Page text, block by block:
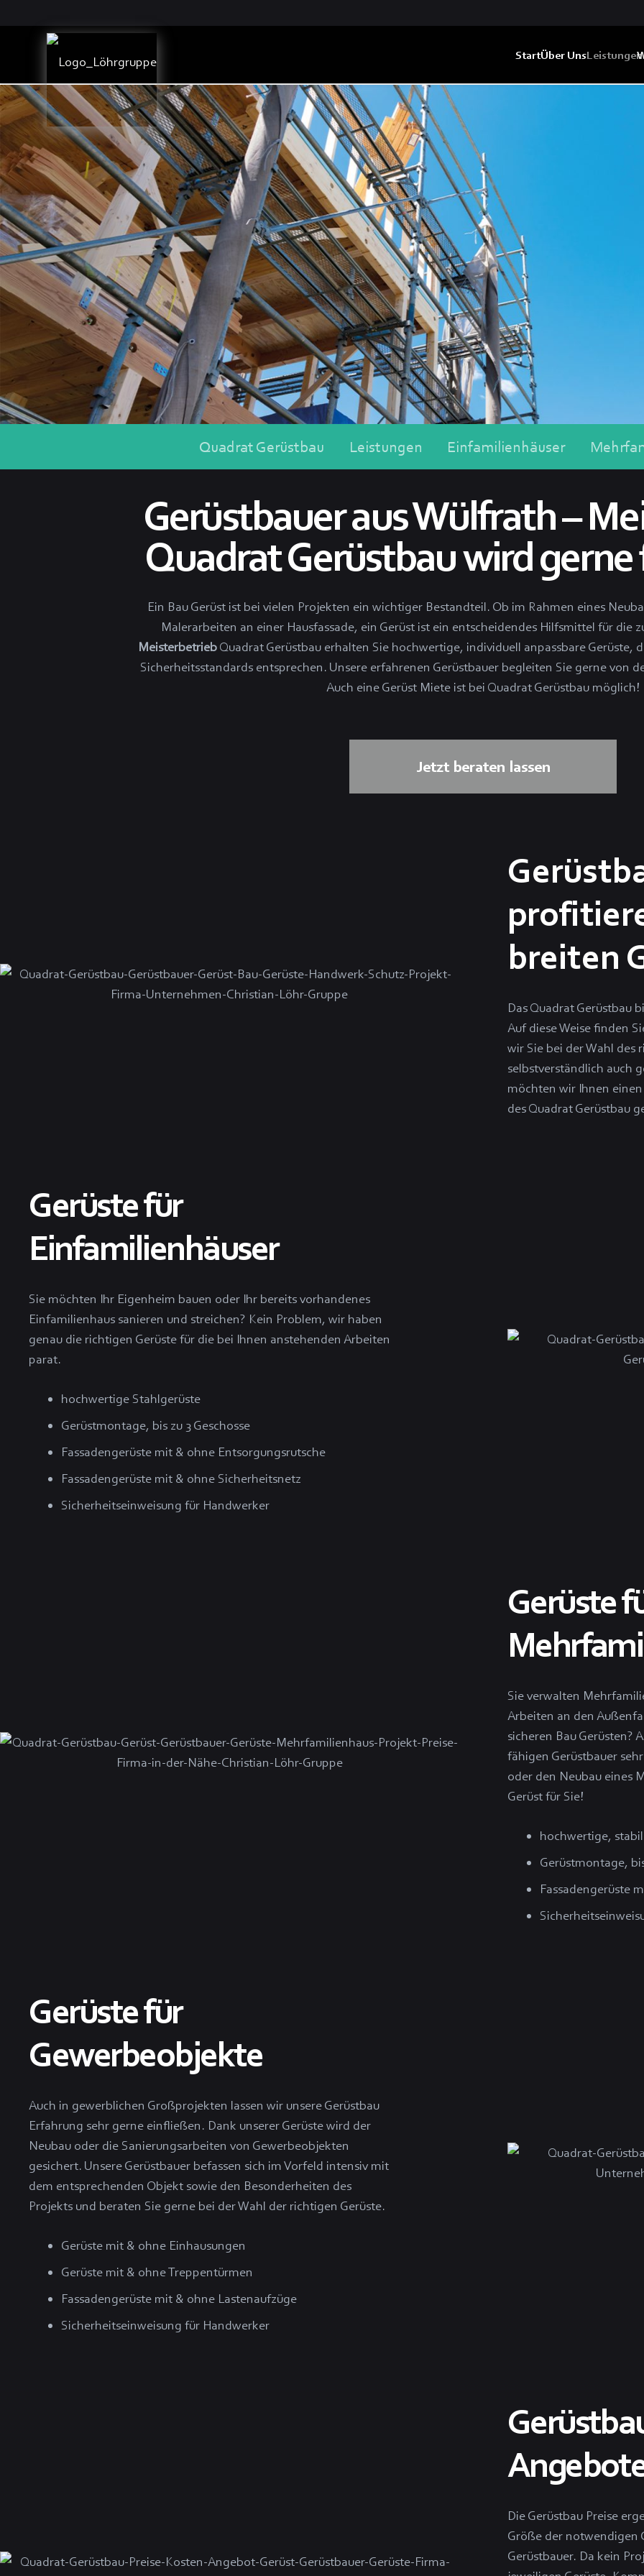
StartÜber UnsLeistungen
Quadrat Gerüstbau Leistungen Einfamilienhäuser
Gerüstbauer aus Wülfrath –
Quadrat Gerüstbau wird
Ein Bau Gerüst ist bei vielen Projekten ein wichtiger Bestandteil. Ob im Rahmen eines
Malerarbeiten an einer Hausfassade, ein Gerüst ist ein entscheidendes Hilfsmittel für die
MeisterbetriebQuadrat Gerüstbau erhalten Sie hochwertige, individuell anpassbare Gerüste,
Sicherheitsstandards entsprechen. Unsere erfahrenen Gerüstbauer begleiten Sie gerne von
Auch eine Gerüst Miete ist bei Quadrat Gerüstbau möglich!
Jetzt beraten lassen
breiten
Das Quadrat Gerüstbau
Auf diese Weise finden
wir Sie bei der Wahl des
selbstverständlich auch
möchten wir Ihnen
des Quadrat Gerüstbau
Gerüste für
Einfamilienhäuser
Sie möchten Ihr Eigenheim bauen oder Ihr bereits vorhandenes
Einfamilienhaus sanieren und streichen? Kein Problem, wir haben
genau die richtigen Gerüste für die bei Ihnen anstehenden Arbeiten
parat.
hochwertige Stahlgerüste
Gerüstmontage, bis zu 3 Geschosse
Fassadengerüste mit & ohne Entsorgungsrutsche
Fassadengerüste mit & ohne Sicherheitsnetz
Sicherheitseinweisung für Handwerker
Gerüste
Sie verwalten
Arbeiten an den
sicheren Bau Gerüsten?
fähigen Gerüstbauer
oder den Neubau eines
Gerüst für Sie!
hochwertige,
Gerüstmontage,
Fassadengerüste
Gerüste für
Gewerbeobjekte
Auch in gewerblichen Großprojekten lassen wir unsere Gerüstbau
Erfahrung sehr gerne einfließen. Dank unserer Gerüste wird der
Neubau oder die Sanierungsarbeiten von Gewerbeobjekten
gesichert. Unsere Gerüstbauer befassen sich im Vorfeld intensiv mit
dem entsprechenden Objekt sowie den Besonderheiten des
Projekts und beraten Sie gerne bei der Wahl der richtigen Gerüste.
Gerüste mit & ohne Einhausungen
Gerüste mit & ohne Treppentürmen
Fassadengerüste mit & ohne Lastenaufzüge
Sicherheitseinweisung für Handwerker
Die Gerüstbau Preise
Größe der notwendigen
Gerüstbauer. Da kein